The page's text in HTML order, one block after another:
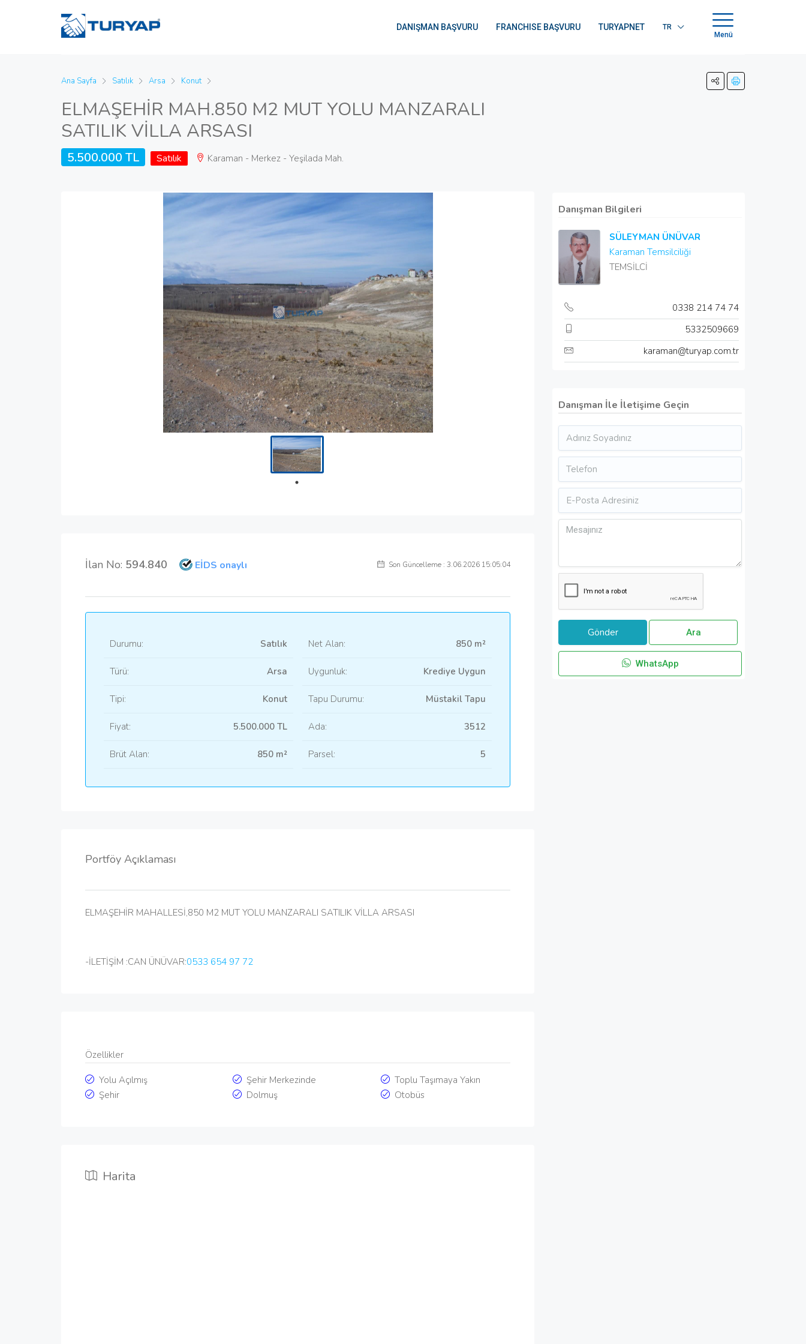
DANIŞMAN BAŞVURU FRANCHISE BAŞVURU TURYAPNET
TR
Menü
Ana Sayfa Satılık Arsa Konut
ELMAŞEHİR MAH.850 M2 MUT YOLU MANZARALI
SATILIK VİLLA ARSASI
5.500.000 TL Satılık Karaman - Merkez - Yeşilada Mah.
İlan No: 594.840 EİDS onaylı Son Güncelleme : 3.06.2026 15:05:04
Durumu: Satılık
Türü: Arsa
Tipi: Konut
Fiyat: 5.500.000 TL
Brüt Alan: 850 m²
Net Alan: 850 m²
Uygunluk: Krediye Uygun
Tapu Durumu: Müstakil Tapu
Ada: 3512
Parsel: 5
Portföy Açıklaması
ELMAŞEHİR MAHALLESİ,850 M2 MUT YOLU MANZARALI SATILIK VİLLA ARSASI
-İLETİŞİM :CAN ÜNÜVAR:0533 654 97 72
Özellikler
Yolu Açılmış Şehir Merkezinde
Toplu Taşımaya Yakın
Şehir
Dolmuş Otobüs
Harita
Danışman Bilgileri
SÜLEYMAN ÜNÜVAR
Karaman Temsilciliği
TEMSİLCİ
0338 214 74 74
5332509669
karaman@turyap.com.tr
Danışman İle İletişime Geçin
Ara
WhatsApp